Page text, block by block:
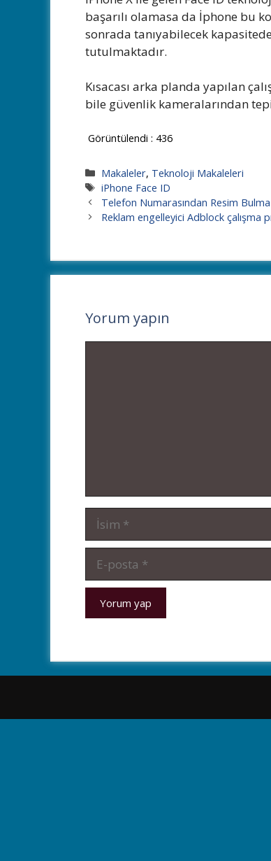
başarılı olamasa da İphone bu
sonrada tanıyabilecek
tutulmaktadır.
Kısacası arka planda yapılan
bile güvenlik kameralarından
Görüntülendi : 436
Kategoriler
Makaleler, Teknoloji Makaleleri
Etiketler
iPhone Face ID
Telefon Numarasından Resim
Reklam engelleyici Adblock çalışma
Yorum yapın
İsim
posta